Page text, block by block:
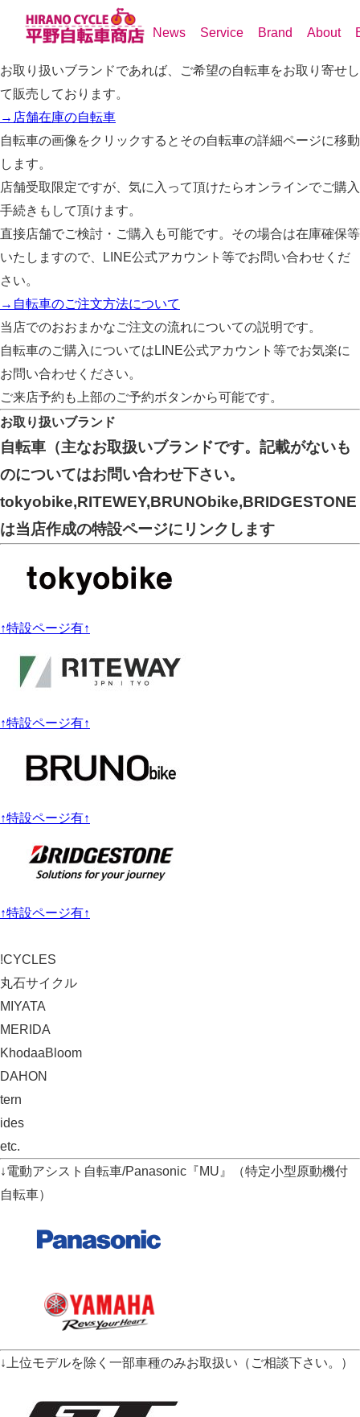
News Service Brand About
自転車
→お取り扱いブランド
お取り扱いブランドであれば、ご希望の自転車をお取り寄せし
て販売しております。
→店舗在庫の自転車
自転車の画像をクリックするとその自転車の詳細ページに移動
します。
店舗受取限定ですが、気に入って頂けたらオンラインでご購入
手続きもして頂けます。
直接店舗でご検討・ご購入も可能です。その場合は在庫確保等
いたしますので、LINE公式アカウント等でお問い合わせくだ
さい。
→自転車のご注文方法について
当店でのおおまかなご注文の流れについての説明です。
自転車のご購入についてはLINE公式アカウント等でお気楽に
お問い合わせください。
ご来店予約も上部のご予約ボタンから可能です。
お取り扱いブランド
自転車（主なお取扱いブランドです。記載がないも
のについてはお問い合わせ下さい。
tokyobike,RITEWEY,BRUNObike,BRIDGESTONE
は当店作成の特設ページにリンクします
↑特設ページ有↑
↑特設ページ有↑
↑特設ページ有↑
↑特設ページ有↑
!CYCLES
丸石サイクル
MIYATA
MERIDA
KhodaaBloom
DAHON
tern
ides
etc.
↓電動アシスト自転車/Panasonic『MU』（特定小型原動機付
自転車）
↓上位モデルを除く一部車種のみお取扱い（ご相談下さい。）